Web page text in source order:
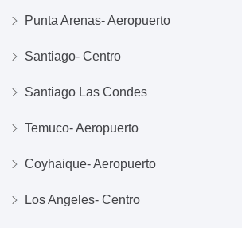
Punta Arenas- Aeropuerto
Santiago- Centro
Santiago Las Condes
Temuco- Aeropuerto
Coyhaique- Aeropuerto
Los Angeles- Centro